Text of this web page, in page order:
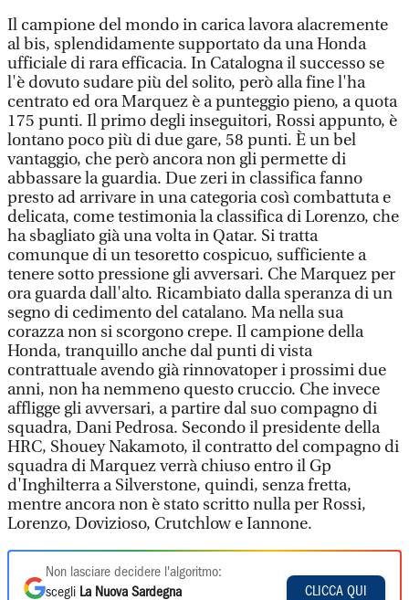
Il campione del mondo in carica lavora alacremente
al bis, splendidamente supportato da una Honda
ufficiale di rara efficacia. In Catalogna il successo se
l'è dovuto sudare più del solito, però alla fine l'ha
centrato ed ora Marquez è a punteggio pieno, a quota
175 punti. Il primo degli inseguitori, Rossi appunto, è
lontano poco più di due gare, 58 punti. È un bel
vantaggio, che però ancora non gli permette di
abbassare la guardia. Due zeri in classifica fanno
presto ad arrivare in una categoria così combattuta e
delicata, come testimonia la classifica di Lorenzo, che
ha sbagliato già una volta in Qatar. Si tratta
comunque di un tesoretto cospicuo, sufficiente a
tenere sotto pressione gli avversari. Che Marquez per
ora guarda dall'alto. Ricambiato dalla speranza di un
segno di cedimento del catalano. Ma nella sua
corazza non si scorgono crepe. Il campione della
Honda, tranquillo anche dal punti di vista
contrattuale avendo già rinnovatoper i prossimi due
anni, non ha nemmeno questo cruccio. Che invece
affligge gli avversari, a partire dal suo compagno di
squadra, Dani Pedrosa. Secondo il presidente della
HRC, Shouey Nakamoto, il contratto del compagno di
squadra di Marquez verrà chiuso entro il Gp
d'Inghilterra a Silverstone, quindi, senza fretta,
mentre ancora non è stato scritto nulla per Rossi,
Lorenzo, Dovizioso, Crutchlow e Iannone.
Non lasciare decidere l'algoritmo:
scegli La Nuova Sardegna
CLICCA QUI